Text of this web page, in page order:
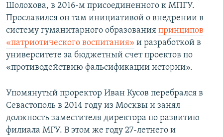
Шолохова, в 2016-м присоединенного к МПГУ.
Прославился он там инициативой о внедрении в
систему гуманитарного образования принципов
«патриотического воспитания» и разработкой в
университете за бюджетный счет проектов по
«противодействию фальсификации истории».
Упомянутый проректор Иван Кусов перебрался в
Севастополь в 2014 году из Москвы и занял
должность заместителя директора по развитию
филиала МГУ. В этом же году 27-летнего и